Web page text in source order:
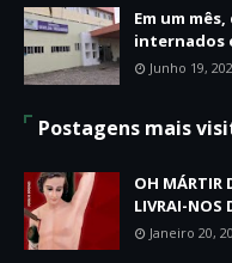
Em um
internados
Junho 19,
Postagens mais
OH MÁRTIR
LIVRAI-NOS
Janeiro 20,